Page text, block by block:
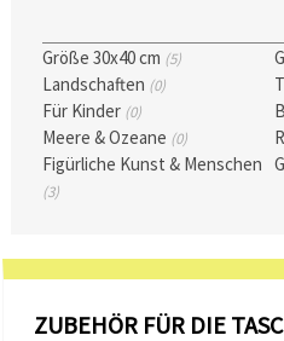
Größe 30x40 cm (5)
Landschaften (0)
Für Kinder (0)
Meere & Ozeane (0)
Figürliche Kunst & Menschen
(3)
ZUBEHÖR FÜR DIE